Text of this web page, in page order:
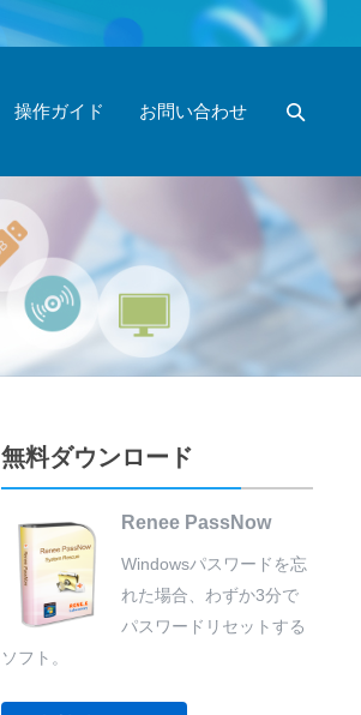
操作ガイド お問い合わせ
無料ダウンロード
Renee PassNow
Windowsパスワードを忘
れた場合、わずか3分で
パスワードリセットする
ソフト。